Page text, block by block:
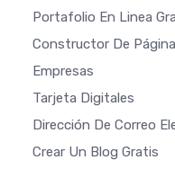
Portafolio En Linea
Constructor De
Empresas
Tarjeta Digitales
Dirección De Correo
Crear Un Blog Gratis